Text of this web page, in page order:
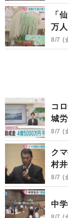
「
万人
8/7 (
コ
城
8/7 (
ク
村
8/7 (
中